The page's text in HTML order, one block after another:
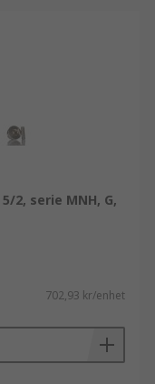
2, serie MNH, G,
702,93 kr/enhet